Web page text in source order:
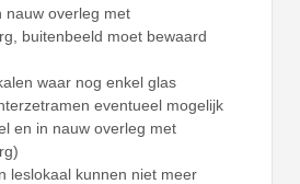
nauw overleg met
buitenbeeld moet bewaard
waar nog enkel glas
eventueel mogelijk
en in nauw overleg met
leslokaal kunnen niet meer